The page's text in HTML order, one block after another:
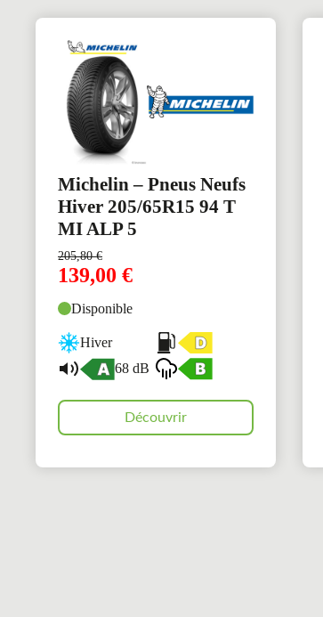
Michelin – Pneus Neufs
Hiver 205/65R15 94 T
MI ALP 5
205,80€
139,00 €
Disponible
Hiver
68 dB
Découvrir